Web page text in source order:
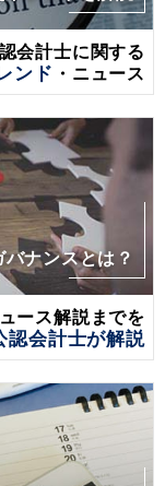
会計士に関する
ンド ・ニュース
ナンスとは？
ース解説までを
認会計士が解説